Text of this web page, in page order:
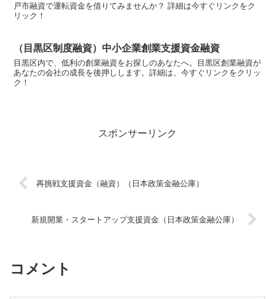
戸市融資で運転資金を借りてみませんか？ 詳細は今すぐリンクをク
リック！
（目黒区制度融資）中小企業創業支援資金融資
目黒区内で、低利の創業融資をお探しのあなたへ。目黒区創業融資が
あなたの会社の成長を後押しします。詳細は、今すぐリンクをクリッ
ク！
スポンサーリンク
再挑戦支援資金（融資）（日本政策金融公庫）
新規開業・スタートアップ支援資金（日本政策金融公庫）
コメント